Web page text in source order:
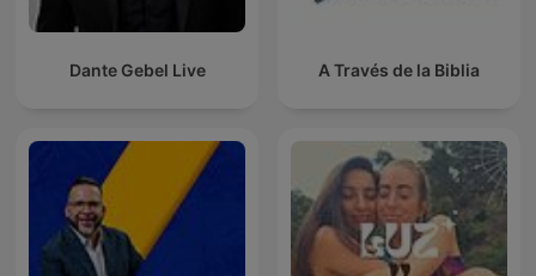
Dante Gebel Live A Través de la Biblia